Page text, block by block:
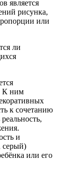
является
рисунка,
или
ли
К ним
к сочетанию
и
серый)
или его